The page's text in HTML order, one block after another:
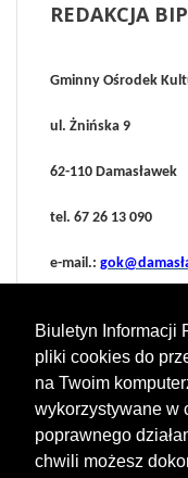
Biuletyn Informacji
pliki cookies do
na Twoim
wykorzystywane w
poprawnego
chwili możesz
REDAKCJABIP
Gminny Ośrodek
ul. Żnińska 9
62-110 Damasławek
tel. 67 26 13 090
e-mail.:
administrator:
Ośrodka Kultury w
e-mail.: